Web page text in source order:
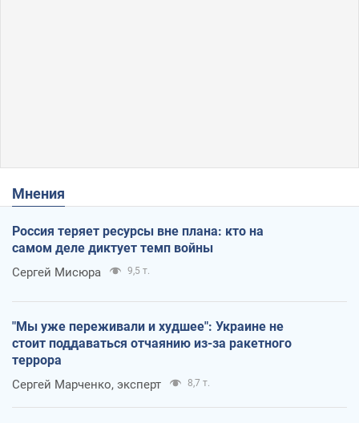
Мнения
Россия теряет ресурсы вне плана: кто на
самом деле диктует темп войны
Сергей Мисюра 9,5 т.
"Мы уже переживали и худшее": Украине не
стоит поддаваться отчаянию из-за ракетного
террора
Сергей Марченко, эксперт 8,7 т.